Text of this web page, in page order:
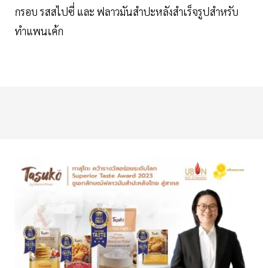
กรอบ รสสไปซี่ และ ฟลาวมันสำปะหลังสำเร็จรูปสำหรับ
ทำแพนเค้ก